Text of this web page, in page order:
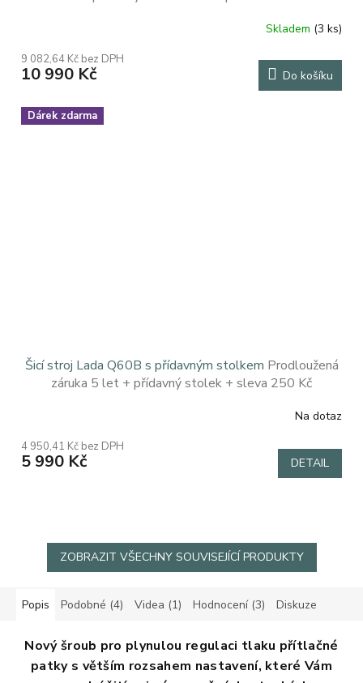
produktu
je
z
5
Skladem (3 ks)
9 082,64 Kč bez DPH
10 990 Kč Do košíku
Dárek zdarma
Šicí stroj Lada Q60B s přídavným stolkem Prodloužená
záruka 5 let + přídavný stolek + sleva 250 Kč
produktu
je
Na dotaz
4 950,41 Kč bez DPH
5 990 Kč DETAIL
ZOBRAZIT VŠECHNY SOUVISEJÍCÍ PRODUKTY
Popis Podobné (4) Videa (1) Hodnocení (3) Diskuze
Nový šroub pro plynulou regulaci tlaku přítlačné
patky s větším rozsahem nastavení, které Vám